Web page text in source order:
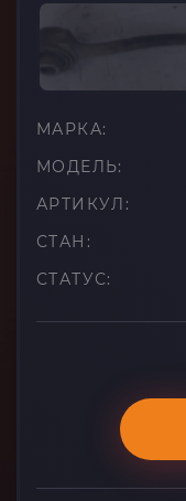
МАРКА:
МОДЕЛЬ:
АРТИКУЛ:
СТАН:
СТАТУС: